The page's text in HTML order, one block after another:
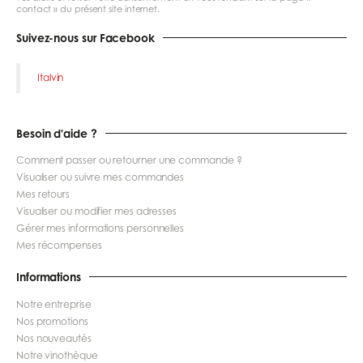
contact » du présent site internet.
Suivez-nous sur Facebook
Italvin
Besoin d'aide ?
Comment passer ou retourner une commande ?
Visualiser ou suivre mes commandes
Mes retours
Visualiser ou modifier mes adresses
Gérer mes informations personnelles
Mes récompenses
Informations
Notre entreprise
Nos promotions
Nos nouveautés
Notre vinothèque